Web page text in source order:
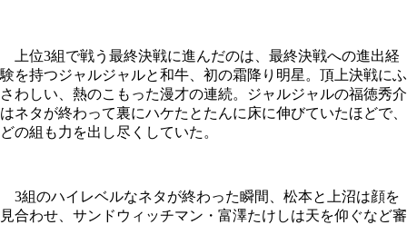
上位3組で戦う最終決戦に進んだのは、最終決戦への進出経
験を持つジャルジャルと和牛、初の霜降り明星。頂上決戦にふ
さわしい、熱のこもった漫才の連続。ジャルジャルの福徳秀介
はネタが終わって裏にハケたとたんに床に伸びていたほどで、
どの組も力を出し尽くしていた。
3組のハイレベルなネタが終わった瞬間、松本と上沼は顔を
見合わせ、サンドウィッチマン・富澤たけしは天を仰ぐなど審